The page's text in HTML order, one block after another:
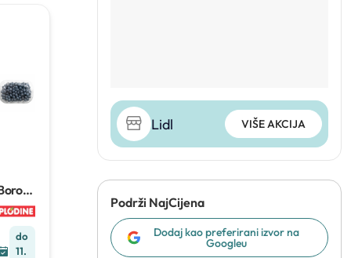
g
do
11.
Lidl VIŠE AKCIJA
Podrži NajCijena
Dodaj kao preferirani izvor na
Googleu